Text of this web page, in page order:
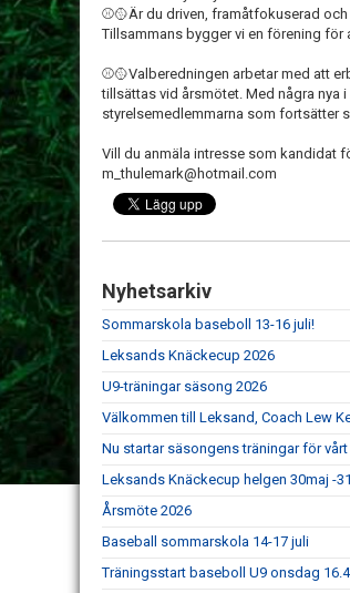
⚾🥎Är du driven, framåtfokuserad
Tillsammans bygger vi en förening för
⚾🥎Valberedningen arbetar med att
tillsättas vid årsmötet. Med några nya
styrelsemedlemmarna som fortsätter
Vill du anmäla intresse som kandidat
m_thulemark@hotmail.com
Nyhetsarkiv
Sommarskola baseboll 13-16 juli!
Leksands Knäckecup 2026
U9-träningar säsong 2026
Välkommen till Leksand, Coach Lew
Nu startar säsongens träningar för
Leksands Knäckecup helgen 30maj -
Årsmöte 2026
Baseball sommarskola 14-17 juli
Träningsstart baseboll U9 onsdag